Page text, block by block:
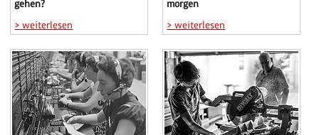
gehen?
> weiterlesen
morgen
> weiterlesen